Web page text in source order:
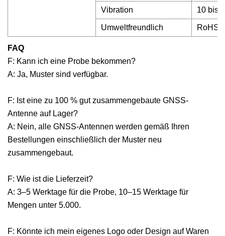
Vibration 10 bis
Umweltfreundlich RoHS-
FAQ
F: Kann ich eine Probe bekommen?
A: Ja, Muster sind verfügbar.
F: Ist eine zu 100 % gut zusammengebaute GNSS-
Antenne auf Lager?
A: Nein, alle GNSS-Antennen werden gemäß Ihren
Bestellungen einschließlich der Muster neu
zusammengebaut.
F: Wie ist die Lieferzeit?
A: 3–5 Werktage für die Probe, 10–15 Werktage für
Mengen unter 5.000.
F: Könnte ich mein eigenes Logo oder Design auf Waren